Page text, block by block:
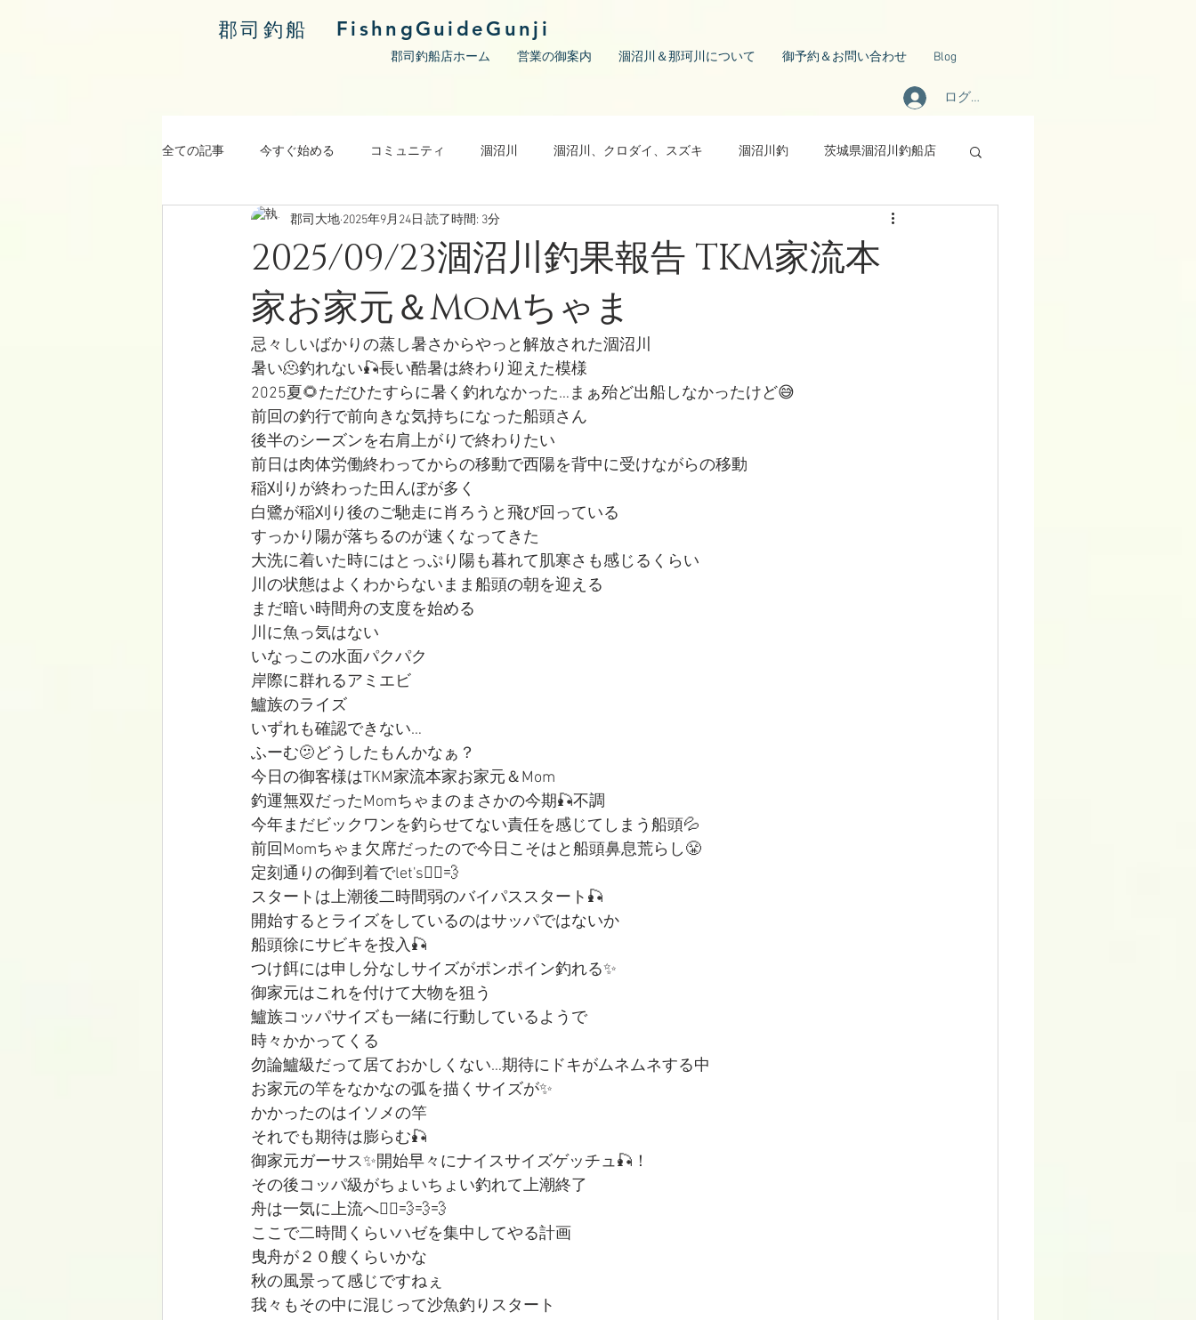
郡司釣船 FishngGuideGunji
郡司釣船店ホーム 営業の御案内 涸沼川＆那珂川について 御予約＆お問い合わせ Blog
ログイン
全ての記事 今すぐ始める コミュニティ 涸沼川 涸沼川、クロダイ、スズキ 涸沼川釣 茨城県涸沼川釣船店
涸沼川釣果報告
2025/09/23涸沼川釣果報告 TKM家流本
家お家元＆Momちゃま
郡司大地 2025年9月24日 読了時間: 3分
忌々しいばかりの蒸し暑さからやっと解放された涸沼川
暑い🫠釣れない🎣長い酷暑は終わり迎えた模様
2025夏🌻ただひたすらに暑く釣れなかった…まぁ殆ど出船しなかったけど😅
前回の釣行で前向きな気持ちになった船頭さん
後半のシーズンを右肩上がりで終わりたい
前日は肉体労働終わってからの移動で西陽を背中に受けながらの移動
稲刈りが終わった田んぼが多く
白鷺が稲刈り後のご馳走に肖ろうと飛び回っている
すっかり陽が落ちるのが速くなってきた
大洗に着いた時にはとっぷり陽も暮れて肌寒さも感じるくらい
川の状態はよくわからないまま船頭の朝を迎える
まだ暗い時間舟の支度を始める
川に魚っ気はない
いなっこの水面パクパク
岸際に群れるアミエビ
鱸族のライズ
いずれも確認できない…
ふーむ🫤どうしたもんかなぁ？
今日の御客様はTKM家流本家お家元＆Mom
釣運無双だったMomちゃまのまさかの今期🎣不調
今年まだビックワンを釣らせてない責任を感じてしまう船頭💦
前回Momちゃま欠席だったので今日こそはと船頭鼻息荒らし😤
定刻通りの御到着でlet's🚣‍♀️💨
スタートは上潮後二時間弱のバイパススタート🎣
開始するとライズをしているのはサッパではないか
船頭徐にサビキを投入🎣
つけ餌には申し分なしサイズがポンポイン釣れる✨
御家元はこれを付けて大物を狙う
鱸族コッパサイズも一緒に行動しているようで
時々かかってくる
勿論鱸級だって居ておかしくない…期待にドキがムネムネする中
お家元の竿をなかなの弧を描くサイズが✨
かかったのはイソメの竿
それでも期待は膨らむ🎣
御家元ガーサス✨開始早々にナイスサイズゲッチュ🎣！
その後コッパ級がちょいちょい釣れて上潮終了
舟は一気に上流へ🚣‍♀️💨💨💨
ここで二時間くらいハゼを集中してやる計画
曳舟が２０艘くらいかな
秋の風景って感じですねぇ
我々もその中に混じって沙魚釣りスタート